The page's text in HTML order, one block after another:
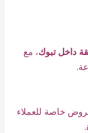
، مع
خاصة للعملاء